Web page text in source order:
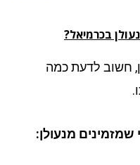
לדעת כמה
מנעולן: